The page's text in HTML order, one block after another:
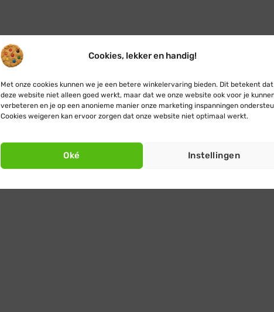
Cookies, lekker en handig!
Met onze cookies kunnen we je een betere winkelervaring bieden. Dit betekent dat
deze website niet alleen goed werkt, maar dat we onze website ook voor je
verbeteren en je op een anonieme manier onze marketing inspanningen
Cookies weigeren kan ervoor zorgen dat onze website niet optimaal werkt.
Oké Instellingen